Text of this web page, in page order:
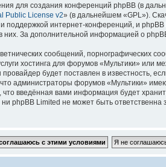
для создания конференций phpBB (в
Public License v2» (в дальнейшем «GPL»).
поддержкой интернет-конференций, и
них. За дополнительной информацией о
сообщений, порнографических
хостинга для форумов «Мультики» или
будет поставлен в известность,
администраторы форумов «Мультики»
введённая вами информация будет
Limited не может быть ответственна